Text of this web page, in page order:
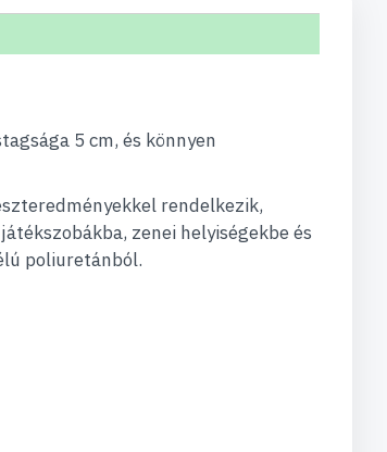
5 cm, és könnyen
rendelkezik,
zenei helyiségekbe és
poliuretánból.